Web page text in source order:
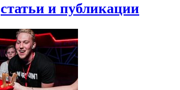
статьи и публикации